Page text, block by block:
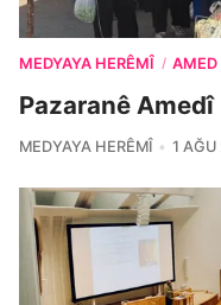
MEDYAYA HERÊMÎ / AMED
Pazaranê
MEDYAYA HERÊMÎ 1